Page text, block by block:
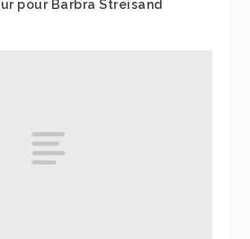
pour Barbra Streisand